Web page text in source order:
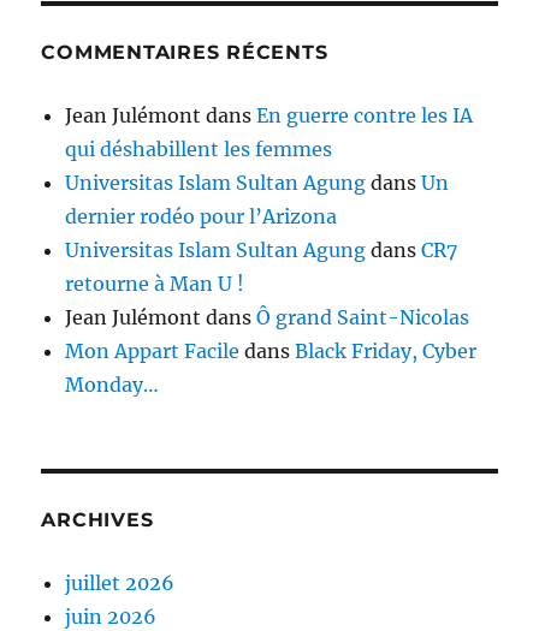
COMMENTAIRES RÉCENTS
Jean Julémont dansEn guerre contre les IA
qui déshabillent les femmes
Universitas Islam Sultan Agung dansUn
dernier rodéo pour l’Arizona
Universitas Islam Sultan Agung dansCR7
retourne à Man U !
Jean Julémont dansÔ grand Saint-Nicolas
Mon Appart Facile dansBlack Friday, Cyber
Monday…
ARCHIVES
juillet 2026
juin 2026